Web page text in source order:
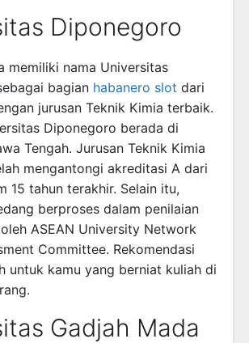
Diponegoro
memiliki nama Universitas
bagian habanero slot dari
jurusan Teknik Kimia terbaik.
Diponegoro berada di
Tengah. Jurusan Teknik Kimia
mengantongi akreditasi A dari
15 tahun terakhir. Selain itu,
berproses dalam penilaian
ASEAN University Network
Committee. Rekomendasi
untuk kamu yang berniat kuliah di
Gadjah Mada